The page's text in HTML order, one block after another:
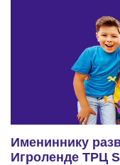
Имениннику
Игроленде ТРЦ